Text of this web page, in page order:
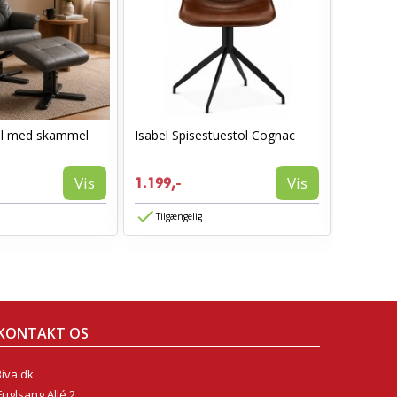
med skammel
Vis
Isabel Spisestuestol Cognac
1.199,- Vis
Tilgængelig
OS